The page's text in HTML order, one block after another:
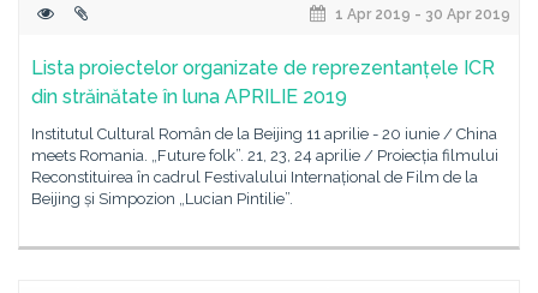
1 Apr 2019 - 30 Apr 2019
Lista proiectelor organizate de reprezentanțele ICR
din străinătate în luna APRILIE 2019
Institutul Cultural Român de la Beijing 11 aprilie - 20 iunie / China
meets Romania. „Future folk”. 21, 23, 24 aprilie / Proiecția filmului
Reconstituirea în cadrul Festivalului Internațional de Film de la
Beijing și Simpozion „Lucian Pintilie”.